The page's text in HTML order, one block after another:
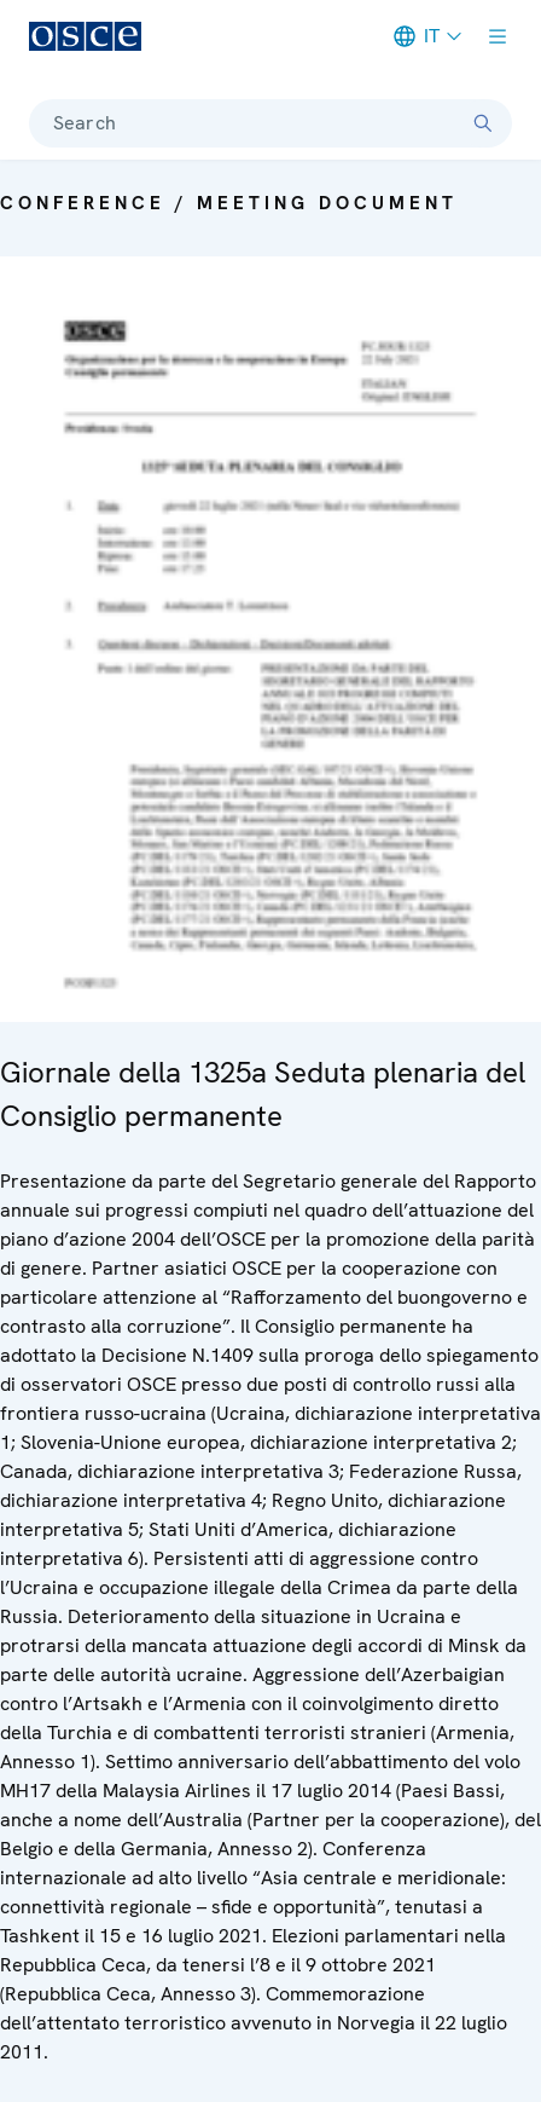
IT
Search
CONFERENCE / MEETING DOCUMENT
Giornale della 1325a Seduta plenaria del
Consiglio permanente
Presentazione da parte del Segretario generale del Rapporto
annuale sui progressi compiuti nel quadro dell’attuazione del
piano d’azione 2004 dell’OSCE per la promozione della parità
di genere. Partner asiatici OSCE per la cooperazione con
particolare attenzione al “Rafforzamento del buongoverno e
contrasto alla corruzione”. Il Consiglio permanente ha
adottato la Decisione N.1409 sulla proroga dello spiegamento
di osservatori OSCE presso due posti di controllo russi alla
frontiera russo-ucraina (Ucraina, dichiarazione interpretativa
1; Slovenia-Unione europea, dichiarazione interpretativa 2;
Canada, dichiarazione interpretativa 3; Federazione Russa,
dichiarazione interpretativa 4; Regno Unito, dichiarazione
interpretativa 5; Stati Uniti d’America, dichiarazione
interpretativa 6). Persistenti atti di aggressione contro
l’Ucraina e occupazione illegale della Crimea da parte della
Russia. Deterioramento della situazione in Ucraina e
protrarsi della mancata attuazione degli accordi di Minsk da
parte delle autorità ucraine. Aggressione dell’Azerbaigian
contro l’Artsakh e l’Armenia con il coinvolgimento diretto
della Turchia e di combattenti terroristi stranieri (Armenia,
Annesso 1). Settimo anniversario dell’abbattimento del volo
MH17 della Malaysia Airlines il 17 luglio 2014 (Paesi Bassi,
anche a nome dell’Australia (Partner per la cooperazione), del
Belgio e della Germania, Annesso 2). Conferenza
internazionale ad alto livello “Asia centrale e meridionale:
connettività regionale – sfide e opportunità”, tenutasi a
Tashkent il 15 e 16 luglio 2021. Elezioni parlamentari nella
Repubblica Ceca, da tenersi l’8 e il 9 ottobre 2021
(Repubblica Ceca, Annesso 3). Commemorazione
dell’attentato terroristico avvenuto in Norvegia il 22 luglio
2011.